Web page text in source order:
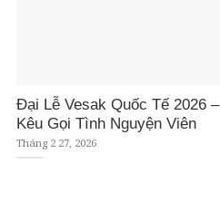
Đại Lễ Vesak Quốc Tế 2026 –
Kêu Gọi Tình Nguyện Viên
Tháng 2 27, 2026